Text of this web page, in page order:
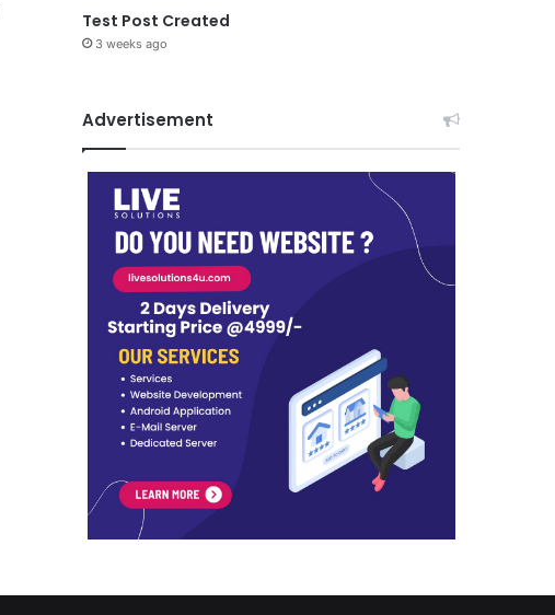
Test Post Created
3 weeks ago
Advertisement